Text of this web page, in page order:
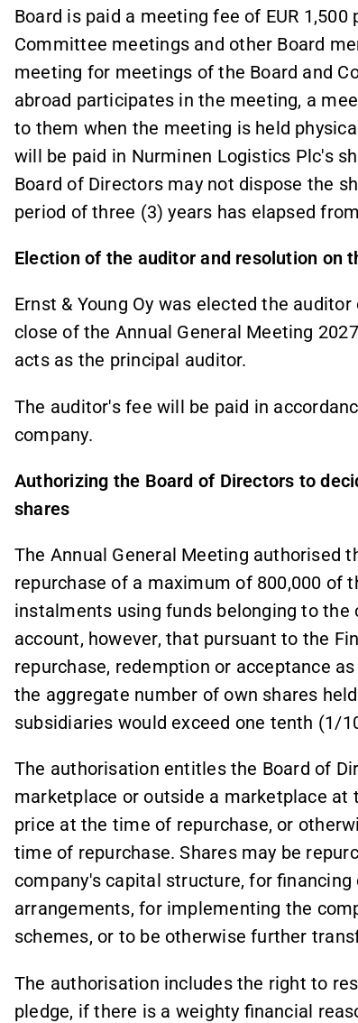
Board is paid a meeting fee of EUR
Committee meetings and other Board
meeting for meetings of the Board and
abroad participates in the meeting, a
to them when the meeting is held
will be paid in Nurminen Logistics Plc's
Board of Directors may not dispose the
period of three (3) years has elapsed
Election of the auditor and resolution on
Ernst & Young Oy was elected the
close of the Annual General Meeting
acts as the principal auditor.
The auditor's fee will be paid in
company.
Authorizing the Board of Directors to
shares
The Annual General Meeting authorised
repurchase of a maximum of 800,000 of
instalments using funds belonging to
account, however, that pursuant to the
repurchase, redemption or acceptance
the aggregate number of own shares
subsidiaries would exceed one tenth (1/
The authorisation entitles the Board of
marketplace or outside a marketplace
price at the time of repurchase, or
time of repurchase. Shares may be
company's capital structure, for
arrangements, for implementing the
schemes, or to be otherwise further
The authorisation includes the right to
pledge, if there is a weighty financial